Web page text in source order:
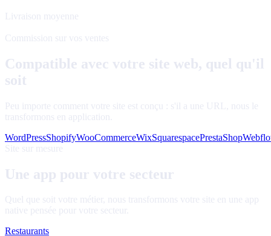
Livraison moyenne
Commission sur vos ventes
Compatible avec votre site web, quel qu'il
soit
Peu importe comment votre site est conçu : s'il a une URL, nous le
transformons en application.
WordPressShopifyWooCommerceWixSquarespacePrestaShop
Site sur mesure
Une app pour votre secteur
Quel que soit votre métier, nous transformons votre site en une app
native pensée pour votre secteur.
Restaurants